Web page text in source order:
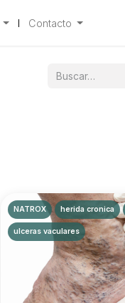
Contacto
NATROX herida cronica
ulceras vaculares